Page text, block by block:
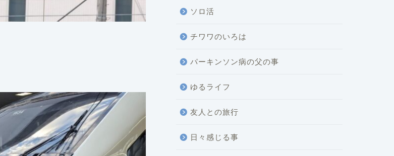
ソロ活
チワワのいろは
パーキンソン病の父の事
ゆるライフ
友人との旅行
日々感じる事